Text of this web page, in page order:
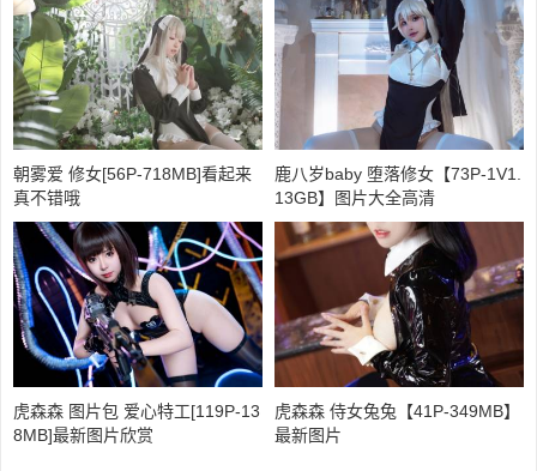
朝雾爱 修女[56P-718MB]看起来
真不错哦
鹿八岁baby 堕落修女【73P-1V1.
13GB】图片大全高清
虎森森 图片包 爱心特工[119P-13
8MB]最新图片欣赏
虎森森 侍女兔兔【41P-349MB】
最新图片